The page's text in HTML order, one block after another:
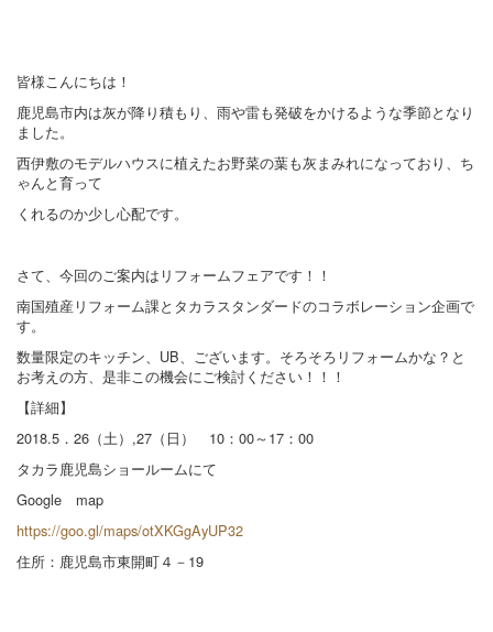
皆様こんにちは！
鹿児島市内は灰が降り積もり、雨や雷も発破をかけるような季節となり
ました。
西伊敷のモデルハウスに植えたお野菜の葉も灰まみれになっており、ち
ゃんと育って
くれるのか少し心配です。
さて、今回のご案内はリフォームフェアです！！
南国殖産リフォーム課とタカラスタンダードのコラボレーション企画で
す。
数量限定のキッチン、UB、ございます。そろそろリフォームかな？と
お考えの方、是非この機会にご検討ください！！！
【詳細】
2018.5．26（土）,27（日） 10：00～17：00
タカラ鹿児島ショールームにて
Google map
https://goo.gl/maps/otXKGgAyUP32
住所：鹿児島市東開町４－19